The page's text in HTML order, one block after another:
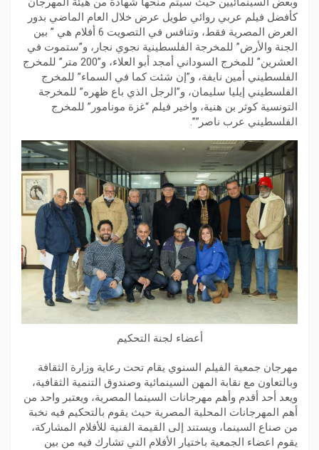
كأفضل فيلم عربي روائي طويل عرض خلال العام الماضي بدور
العرض المصرية فقط، وتنافس في التصويت 6 أفلام هي ” بين
الجنة والأرض” للمخرجة الفلسطينية نجوي نجار، و”ستموت في
العشرين” للمخرج السوداني أمجد أبو العلاء، و”200 متر” للمخرج
الفلسطيني أمين نايفة، و”إن شئت كما في السماء” للمخرج
الفلسطيني إيليا سليمان، و”الرجل الذي باع ظهره” للمخرجة
التونسية كوثر بن هنية، واخير فيلم “غزة مونامور” للمخرج
الفلسطيني عرب ناصر””.
أعضاء لجنة التحكيم
مهرجان جمعية الفيلم السنوي يقام تحت رعاية وزارة الثقافة
وبالتعاون مع نقابة المهن السينمائية وصندوق التنمية الثقافية،
ويعد أحد أقدم وأهم مهرجانات السينما المصرية، ويعتبر واحد من
أهم المهرجانات المحلية المصرية حيث يقوم بالتحكيم فيه نخبة
من صناع السينما، ويستند إلى القيمة الفنية للأفلام المشاركة،
يقوم اعضاء الجمعية باختيار الأفلام التي تشارك فيه من بين